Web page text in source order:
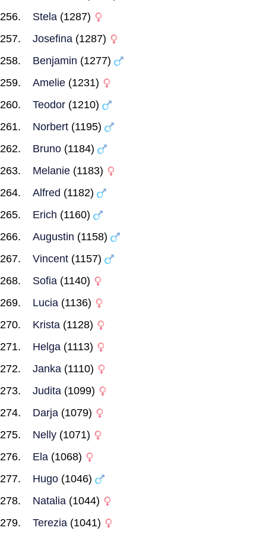
Stela (1287)
Josefina (1287)
Benjamin (1277)
Amelie (1231)
Teodor (1210)
Norbert (1195)
Bruno (1184)
Melanie (1183)
Alfred (1182)
Erich (1160)
Augustin (1158)
Vincent (1157)
Sofia (1140)
Lucia (1136)
Krista (1128)
Helga (1113)
Janka (1110)
Judita (1099)
Darja (1079)
Nelly (1071)
Ela (1068)
Hugo (1046)
Natalia (1044)
Terezia (1041)